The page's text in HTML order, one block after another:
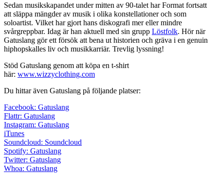
Sedan musikskapandet under mitten av 90-talet har Format fortsatt
att släppa mängder av musik i olika konstellationer och som
soloartist. Vilket har gjort hans diskografi mer eller mindre
svårgreppbar. Idag är han aktuell med sin grupp Löstfolk. Hör när
Gatuslang gör ett försök att bena ut historien och gräva i en genuin
hiphopskalles liv och musikkarriär. Trevlig lyssning!
Stöd Gatuslang genom att köpa en t-shirt
här: www.wizzyclothing.com
Du hittar även Gatuslang på följande platser:
Facebook: Gatuslang
Flattr: Gatuslang
Instagram: Gatuslang
iTunes
Soundcloud: Soundcloud
Spotify: Gatuslang
Twitter: Gatuslang
Whoa: Gatuslang